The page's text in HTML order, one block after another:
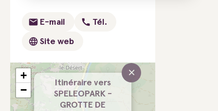
E-mail Tél.
Site web
Itinéraire vers
SPELEOPARK -
GROTTE DE
×
+
−